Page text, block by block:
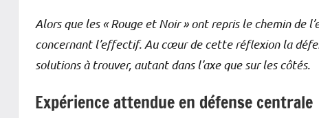
Alors que les « Rouge et Noir » ont repris le chemin de
concernant l’effectif. Au cœur de cette réflexion la
solutions à trouver, autant dans l’axe que sur les côtés.
Expérience attendue en défense centrale